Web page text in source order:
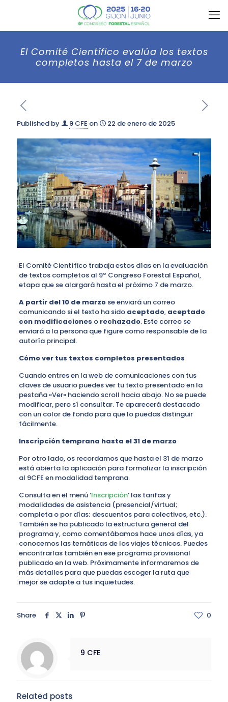
El Comité Científico evalúa los textos
completos hasta el 7 de marzo
Published by 9 CFE on 22 de enero de 2025
El Comité Científico trabaja estos días en la evaluación
de textos completos al 9º Congreso Forestal Español,
etapa que se alargará hasta el próximo 7 de marzo.
A partir del 10 de marzose enviará un correo
comunicando si el texto ha sido aceptado, aceptado
con modificaciones o rechazado. Este correo se
enviará a la persona que figure como responsable de la
autoría principal.
Cómo ver tus textos completos presentados
Cuando entres en la web de comunicaciones con tus
claves de usuario puedes ver tu texto presentado en la
pestaña «Ver» haciendo scroll hacia abajo. No se puede
modificar, pero sí consultar. Te aparecerá destacado
con un color de fondo para que lo puedas distinguir
fácilmente.
Inscripción temprana hasta el 31 de marzo
Por otro lado, os recordamos que hasta el 31 de marzo
está abierta la aplicación para formalizar la inscripción
al 9CFE en modalidad temprana.
Consulta en el menú ‘Inscripción’ las tarifas y
modalidades de asistencia (presencial/virtual;
completa o por días; descuentos para colectivos, etc.).
También se ha publicado la estructura general del
programa y, como comentábamos hace unos días, ya
conocemos las temáticas de los viajes técnicos. Puedes
encontrarlas también en ese programa provisional
publicado en la web. Próximamente informaremos de
más detalles para que puedas escoger la ruta que
mejor se adapte a tus inquietudes.
Share 0
9 CFE
Related posts